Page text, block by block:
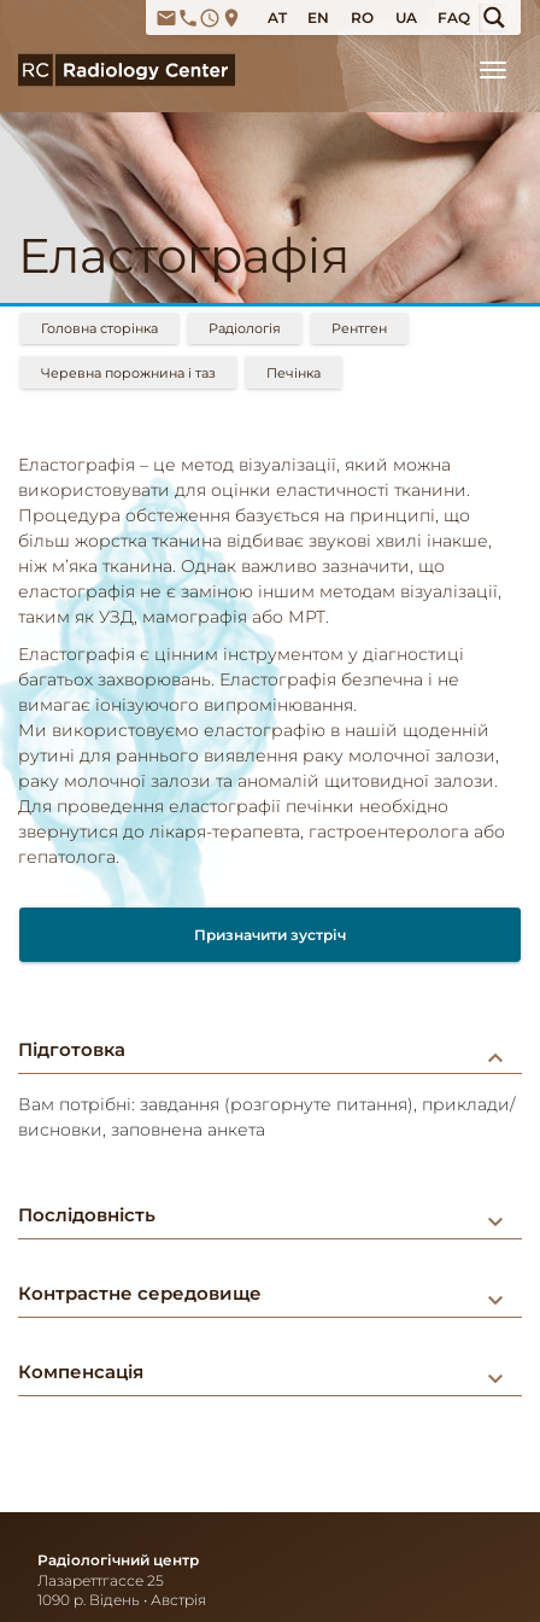
emailphoneaccess_time place AT EN RO UA FAQ
Еластографія
Головна сторінка Радіологія Рентген
Черевна порожнина і таз Печінка
Еластографія – це метод візуалізації, який можна
використовувати для оцінки еластичності тканини.
Процедура обстеження базується на принципі, що
більш жорстка тканина відбиває звукові хвилі інакше,
ніж м’яка тканина. Однак важливо зазначити, що
еластографія не є заміною іншим методам візуалізації,
таким як УЗД, мамографія або МРТ.
Еластографія є цінним інструментом у діагностиці
багатьох захворювань. Еластографія безпечна і не
вимагає іонізуючого випромінювання.
Ми використовуємо еластографію в нашій щоденній
рутині для раннього виявлення раку молочної залози,
раку молочної залози та аномалій щитовидної залози.
Для проведення еластографії печінки необхідно
звернутися до лікаря-терапевта, гастроентеролога або
гепатолога.
Призначити зустріч
Підготовка keyboard_arrow_down
Вам потрібні: завдання (розгорнуте питання), приклади/
висновки, заповнена анкета
Послідовність keyboard_arrow_down
Контрастне середовище keyboard_arrow_down
Компенсація keyboard_arrow_down
Радіологічний центр
Лазареттгассе 25
1090 р. Відень • Австрія